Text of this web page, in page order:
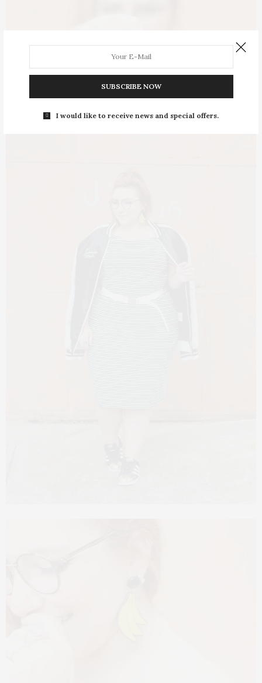
SUBSCRIBE NOW
I would like to receive news and special offers.